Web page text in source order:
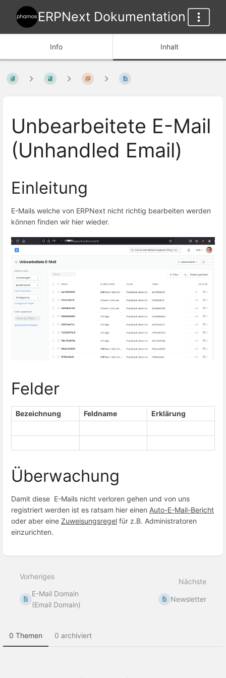
ERPNext Dokumentation
Info Inhalt
Unbearbeitete E-Mail
(Unhandled Email)
Einleitung
E-Mails welche von ERPNext nicht richtig bearbeiten werden
können finden wir hier wieder.
Felder
Bezeichnung Feldname Erklärung
Überwachung
Damit diese E-Mails nicht verloren gehen und von uns
registriert werden ist es ratsam hier einen Auto-E-Mail-Bericht
oder aber eine Zuweisungsregel für z.B. Administratoren
einzurichten.
Vorheriges
E-Mail Domain
(Email Domain)
Nächste
Newsletter
0 Themen 0 archiviert